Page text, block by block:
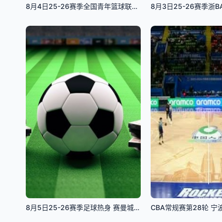
8月4日25-26赛季全国青年篮球联赛 福建浔兴81VS106上海久事
8月5日25-26赛季足球热身 赛曼城VSK联赛全明星